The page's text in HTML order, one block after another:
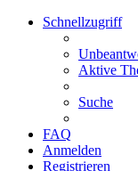
Schnellzugriff
Aktive
Suche
FAQ
Anmelden
Registrieren